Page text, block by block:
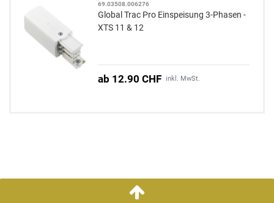
69.03508.006276
Global Trac Pro Einspeisung 3-Phasen -
XTS 11 & 12
ab 12.90 CHF inkl. MwSt.